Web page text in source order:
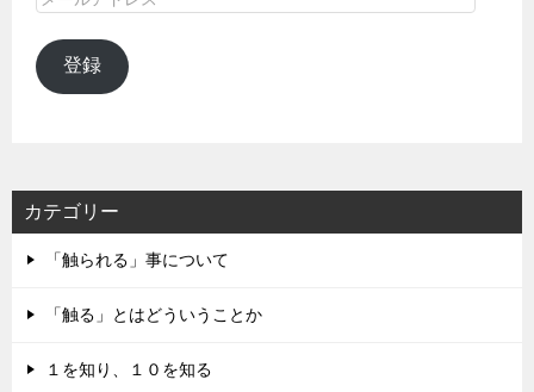
ル
ア
登録
カテゴリー
「触られる」事について
「触る」とはどういうことか
１を知り、１０を知る